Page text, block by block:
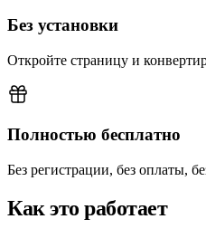
Без установки
Откройте страницу и
Полностью бесплатно
Без регистрации, без оплаты,
Как это работает